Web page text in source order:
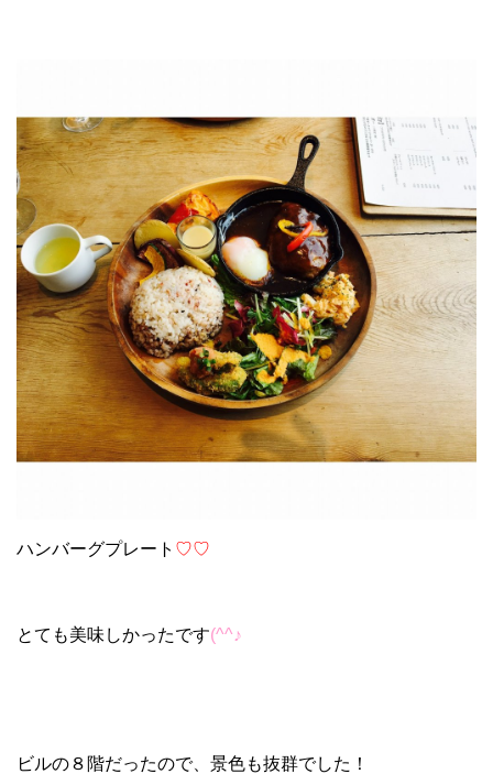
ハンバーグプレート ♡♡
とても美味しかったです(^^♪
ビルの８階だったので、景色も抜群でした！